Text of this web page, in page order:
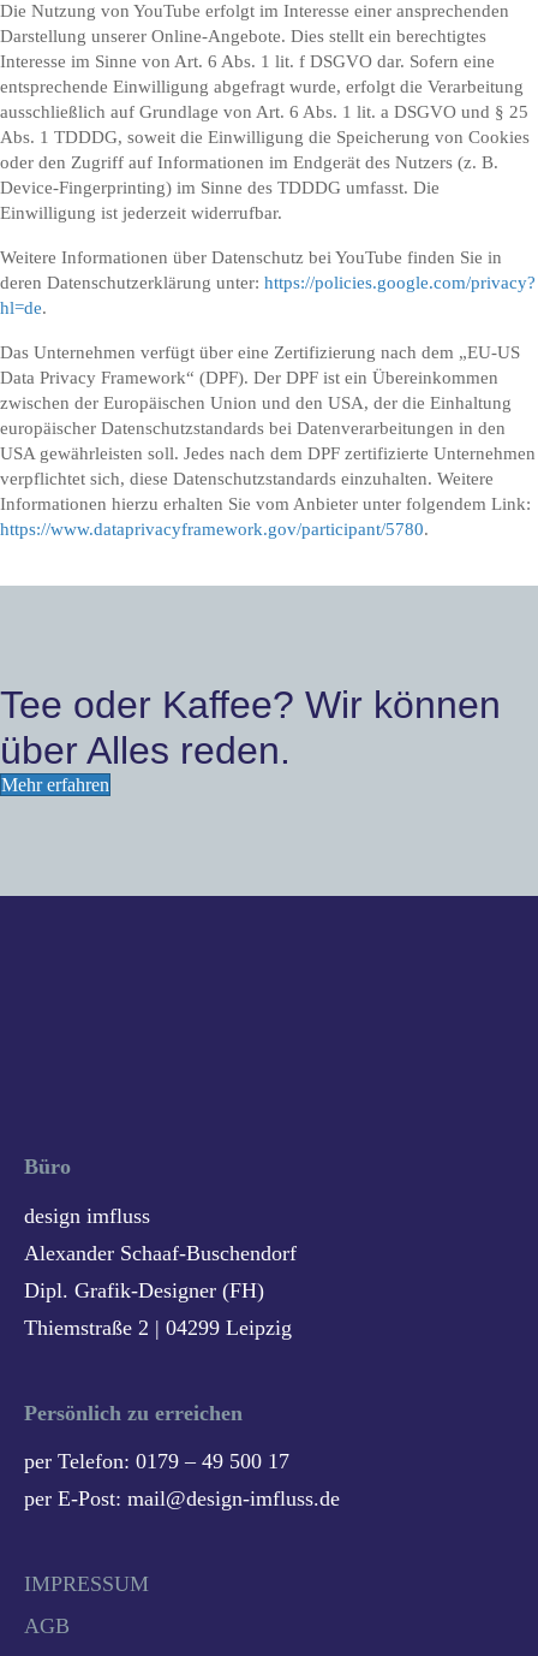
Die Nutzung von YouTube erfolgt im Interesse einer ansprechenden
Darstellung unserer Online-Angebote. Dies stellt ein berechtigtes
Interesse im Sinne von Art. 6 Abs. 1 lit. f DSGVO dar. Sofern eine
entsprechende Einwilligung abgefragt wurde, erfolgt die Verarbeitung
ausschließlich auf Grundlage von Art. 6 Abs. 1 lit. a DSGVO und § 25
Abs. 1 TDDDG, soweit die Einwilligung die Speicherung von Cookies
oder den Zugriff auf Informationen im Endgerät des Nutzers (z. B.
Device-Fingerprinting) im Sinne des TDDDG umfasst. Die
Einwilligung ist jederzeit widerrufbar.
Weitere Informationen über Datenschutz bei YouTube finden Sie in
deren Datenschutzerklärung unter: https://policies.google.com/privacy?
hl=de.
Das Unternehmen verfügt über eine Zertifizierung nach dem „EU-US
Data Privacy Framework“ (DPF). Der DPF ist ein Übereinkommen
zwischen der Europäischen Union und den USA, der die Einhaltung
europäischer Datenschutzstandards bei Datenverarbeitungen in den
USA gewährleisten soll. Jedes nach dem DPF zertifizierte Unternehmen
verpflichtet sich, diese Datenschutzstandards einzuhalten. Weitere
Informationen hierzu erhalten Sie vom Anbieter unter folgendem Link:
https://www.dataprivacyframework.gov/participant/5780.
Tee oder Kaffee? Wir können
über Alles reden.
Mehr erfahren
Büro
design imfluss
Alexander Schaaf-Buschendorf
Dipl. Grafik-Designer (FH)
Thiemstraße 2 | 04299 Leipzig
Persönlich zu erreichen
per Telefon: 0179 – 49 500 17
per E-Post: mail@design-imfluss.de
IMPRESSUM
AGB